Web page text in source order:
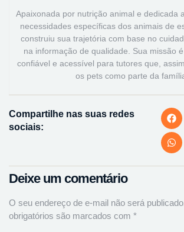
Apaixonada por nutrição animal e dedicada
necessidades específicas dos animais de
construiu sua trajetória com base no
na informação de qualidade. Sua missão
confiável e acessível para tutores que,
os pets como parte da
Compartilhe nas suas redes
sociais:
Deixe um comentário
O seu endereço de e-mail não será
obrigatórios são marcados com *